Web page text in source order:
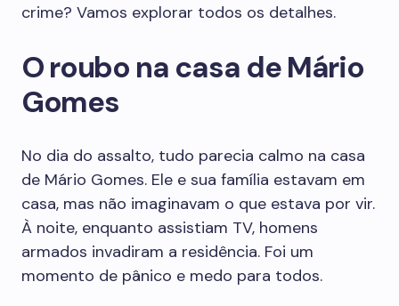
crime? Vamos explorar todos os detalhes.
O roubo na casa de Mário
Gomes
No dia do assalto, tudo parecia calmo na casa
de Mário Gomes. Ele e sua família estavam em
casa, mas não imaginavam o que estava por vir.
À noite, enquanto assistiam TV, homens
armados invadiram a residência. Foi um
momento de pânico e medo para todos.